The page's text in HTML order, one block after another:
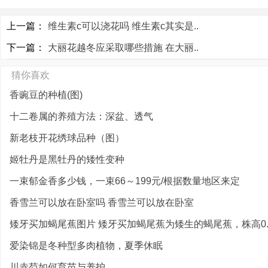
上一篇： 维生素c可以浇花吗 维生素c其实是..
下一篇： 大丽花越冬应采取哪些措施 在大丽..
猜你喜欢
香豌豆的种植(图)
十二卷属的养殖方法：深盆、透气
新老枝开花绣球品种（图）
姬牡丹是黑牡丹的矮性变种
一束郁金香多少钱，一束66～199元/根据数量地区来定
香雪兰可以放在卧室吗 香雪兰可以放在卧室
矮牙买加蝎尾蕉图片 矮牙买加蝎尾蕉为矮生的蝎尾蕉，株高
爱染锦是冬种型多肉植物，夏季休眠